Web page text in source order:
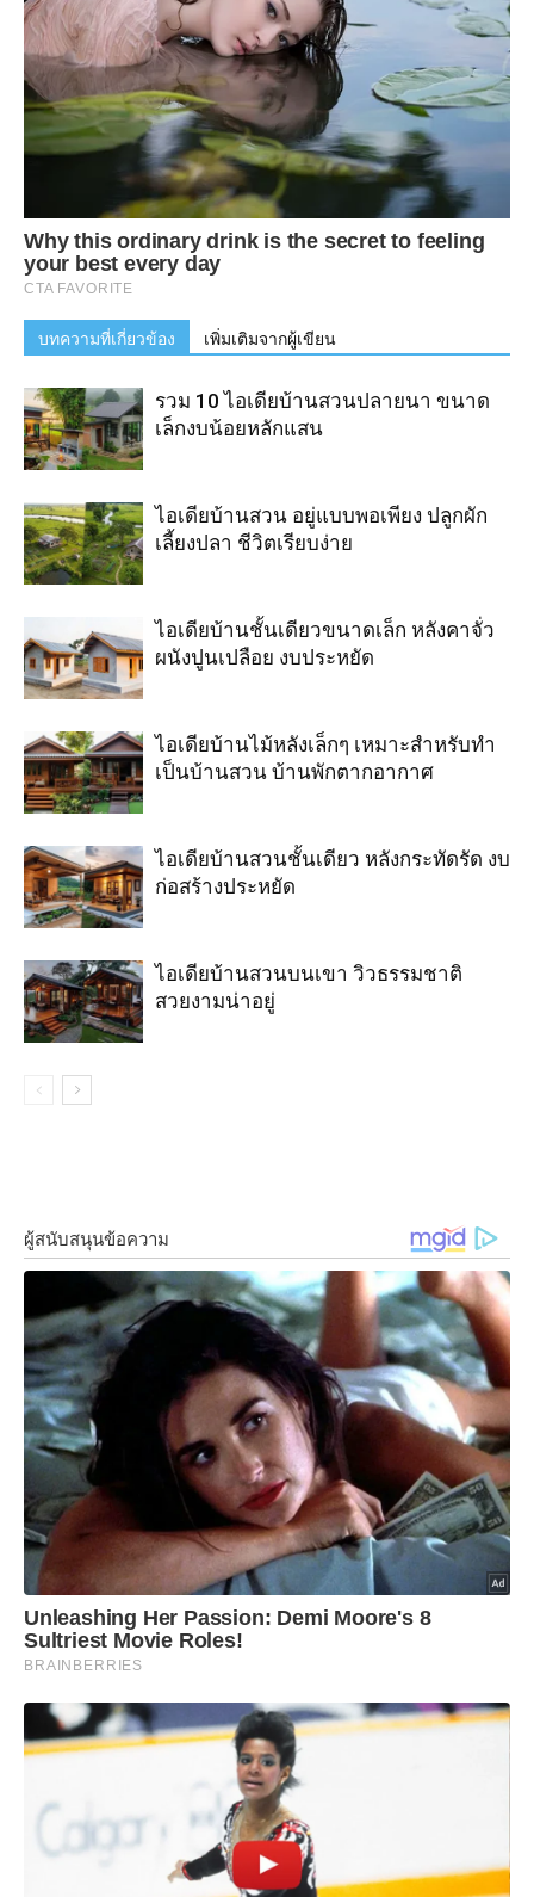
บทความที่เกี่ยวข้อง เพิ่มเติมจากผู้เขียน
รวม 10 ไอเดียบ้านสวนปลายนา ขนาด
เล็กงบน้อยหลักแสน
ไอเดียบ้านสวน อยู่แบบพอเพียง ปลูกผัก
เลี้ยงปลา ชีวิตเรียบง่าย
ไอเดียบ้านชั้นเดียวขนาดเล็ก หลังคาจั่ว
ผนังปูนเปลือย งบประหยัด
ไอเดียบ้านไม้หลังเล็กๆ เหมาะสำหรับทำ
เป็นบ้านสวน บ้านพักตากอากาศ
ไอเดียบ้านสวนชั้นเดียว หลังกระทัดรัด งบ
ก่อสร้างประหยัด
ไอเดียบ้านสวนบนเขา วิวธรรมชาติ
สวยงามน่าอยู่